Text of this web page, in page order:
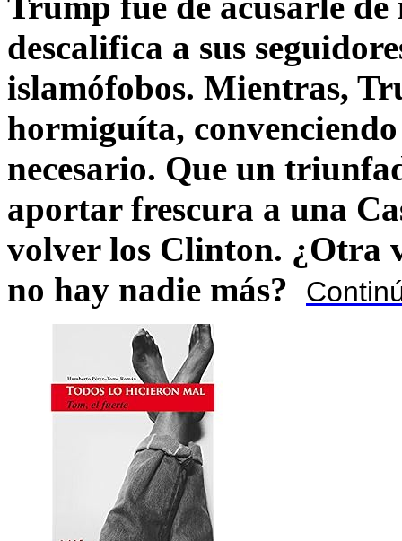
descalifica a sus
islamófobos. Mientras,
hormiguíta,
necesario. Que un
aportar frescura a una
volver los Clinton. ¿Otra
no hay nadie más?